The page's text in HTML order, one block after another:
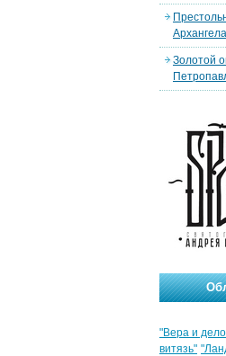
Золотой
"Вера и
витязь"